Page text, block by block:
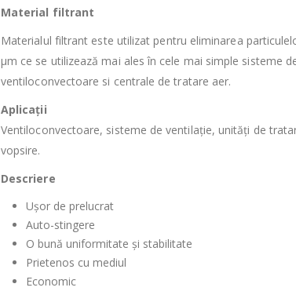
Material filtrant
Materialul filtrant este utilizat pentru eliminarea
μm ce se utilizează mai ales în cele mai simple sisteme
ventiloconvectoare si centrale de tratare aer.
Aplicații
Ventiloconvectoare, sisteme de ventilație, unități de
vopsire.
Descriere
Ușor de prelucrat
Auto-stingere
O bună uniformitate și stabilitate
Prietenos cu mediul
Economic